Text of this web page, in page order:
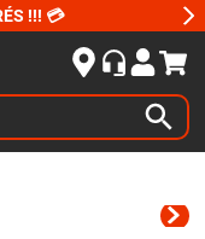
!!! 💳